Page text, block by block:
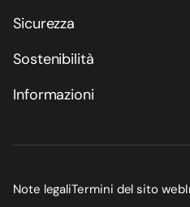
Sicurezza
Sostenibilità
Informazioni
Note legaliTermini del sito web